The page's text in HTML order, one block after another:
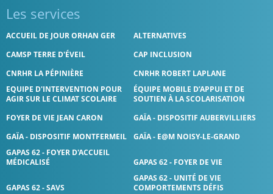
Les services
ACCUEIL DE JOUR ORHAN GER
ALTERNATIVES
CAMSP TERRE D'ÉVEIL
CAP INCLUSION
CNRHR LA PÉPINIÈRE
CNRHR ROBERT LAPLANE
EQUIPE D'INTERVENTION POUR
AGIR SUR LE CLIMAT SCOLAIRE
ÉQUIPE MOBILE D’APPUI ET DE
SOUTIEN À LA SCOLARISATION
FOYER DE VIE JEAN CARON
GAÏA - DISPOSITIF AUBERVILLIERS
GAÏA - DISPOSITIF MONTFERMEIL
GAÏA - E@M NOISY-LE-GRAND
GAPAS 62 - FOYER D'ACCUEIL
MÉDICALISÉ
GAPAS 62 - FOYER DE VIE
GAPAS 62 - SAVS
GAPAS 62 - UNITÉ DE VIE
COMPORTEMENTS DÉFIS